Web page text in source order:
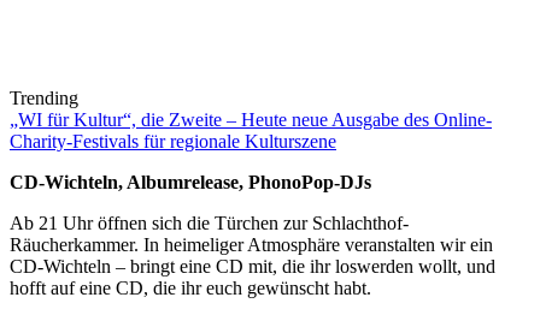
Trending
„WI für Kultur“, die Zweite – Heute neue Ausgabe des Online-
Charity-Festivals für regionale Kulturszene
CD-Wichteln, Albumrelease, PhonoPop-DJs
Ab 21 Uhr öffnen sich die Türchen zur Schlachthof-
Räucherkammer. In heimeliger Atmosphäre veranstalten wir ein
CD-Wichteln – bringt eine CD mit, die ihr loswerden wollt, und
hofft auf eine CD, die ihr euch gewünscht habt.